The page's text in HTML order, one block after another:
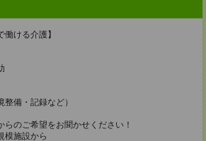
働ける介護】
整備・記録など）
らのご希望をお聞かせください！
模施設から